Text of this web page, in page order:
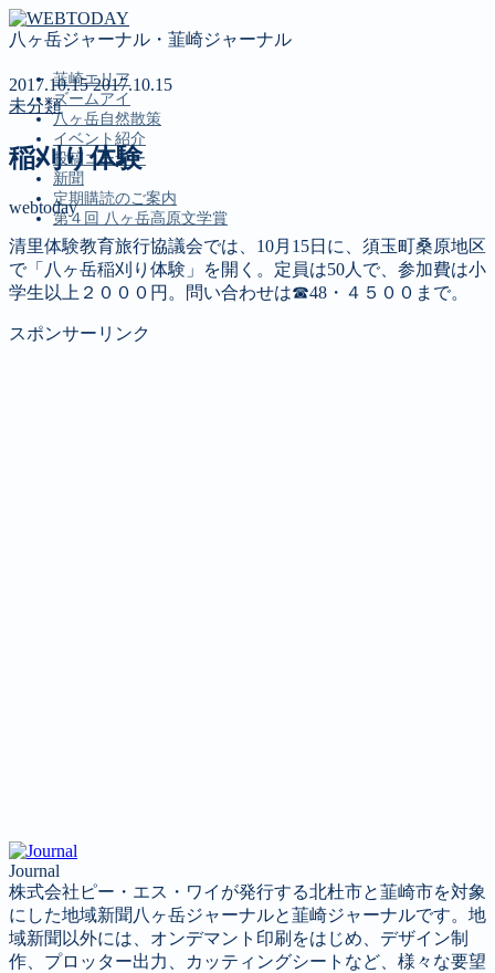
八ヶ岳ジャーナル・韮崎ジャーナル
韮崎エリア
ズームアイ
八ヶ岳自然散策
イベント紹介
投稿コーナー
新聞
定期購読のご案内
第４回 八ヶ岳高原文学賞
MENU
韮崎エリア
ズームアイ
2017.10.152017.10.15
未分類
稲刈り体験
webtoday
清里体験教育旅行協議会では、10月15日に、須玉町桑原地区
で「八ヶ岳稲刈り体験」を開く。定員は50人で、参加費は小
学生以上２０００円。問い合わせは☎48・４５００まで。
スポンサーリンク
Journal
株式会社ピー・エス・ワイが発行する北杜市と韮崎市を対象
にした地域新聞八ヶ岳ジャーナルと韮崎ジャーナルです。地
域新聞以外には、オンデマント印刷をはじめ、デザイン制
作、プロッター出力、カッティングシートなど、様々な要望